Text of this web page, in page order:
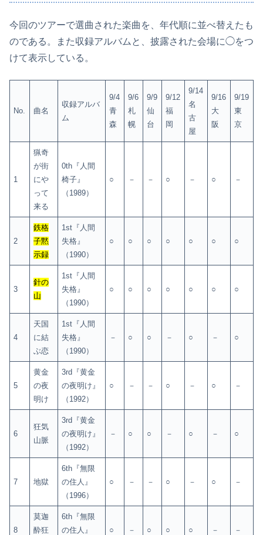
今回のツアーで選曲された楽曲を、年代順に並べ替えたも
のである。また収録アルバムと、披露された会場に◯をつ
けて表示している。
No. 曲名
収録アルバ
ム
9/4
青
森
9/6
札
幌
9/9
仙
台
9/12
福
岡
9/14
名
古
屋
9/16
大
阪
9/19
東
京
1
猟奇
が街
にや
って
来る
0th『人間
椅子』
（1989）
○ － － ○ － ○ －
2
鉄格
子黙
示録
1st『人間
失格』
（1990）
○ ○ ○ ○ ○ ○ ○
3
針の
山
1st『人間
失格』
（1990）
○ ○ ○ ○ ○ ○ ○
4
天国
に結
ぶ恋
1st『人間
失格』
（1990）
－ ○ ○ － ○ － ○
5
黄金
の夜
明け
3rd『黄金
の夜明け』
（1992）
○ － － ○ － ○ －
6
狂気
山脈
3rd『黄金
の夜明け』
（1992）
－ ○ ○ － ○ － ○
7 地獄
6th『無限
の住人』
（1996）
○ － － ○ － ○ －
8
莫迦
酔狂
6th『無限
の住人』
○ － ○ ○ ○ － －